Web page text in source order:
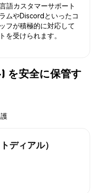
語カスタマーサポート
ムやDiscordといったコ
フが積極的に対応して
を受けられます。
を安全に保管す
ディアル）